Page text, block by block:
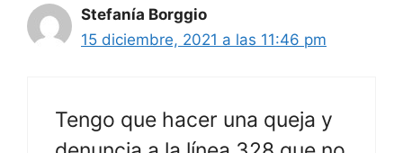
Stefanía Borggio
15 diciembre, 2021 a las 11:46 pm
Tengo que hacer una queja y